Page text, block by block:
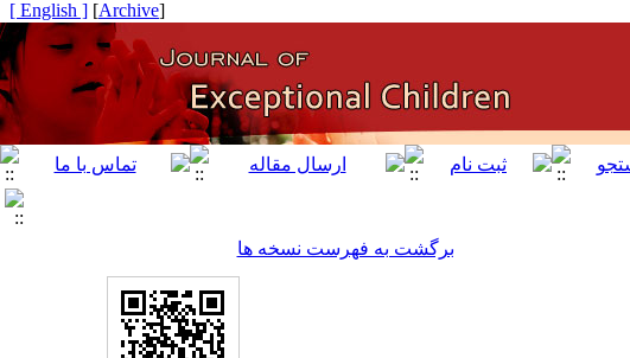
[
Archive
]
[ English ]
برگشت به فهرست نسخه ها